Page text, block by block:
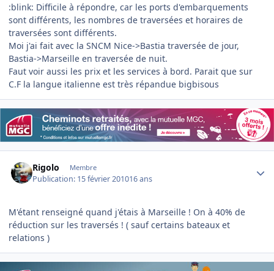
:blink: Difficile à répondre, car les ports d'embarquements
sont différents, les nombres de traversées et horaires de
traversées sont différents.
Moi j'ai fait avec la SNCM Nice->Bastia traversée de jour,
Bastia->Marseille en traversée de nuit.
Faut voir aussi les prix et les services à bord. Parait que sur
C.F la langue italienne est très répandue bigbisous
Rigolo Membre
Publication: 15 février 201016 ans
M'étant renseigné quand j'étais à Marseille ! On à 40% de
réduction sur les traversés ! ( sauf certains bateaux et
relations )